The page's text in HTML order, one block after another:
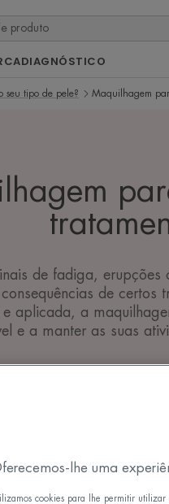
DIAGNÓSTICO
seu tipo de pele? Maquilhagem
de fadiga,
de
e aplicada, a
e a manter as suas
Que
lhe uma
cookies para lhe permitir